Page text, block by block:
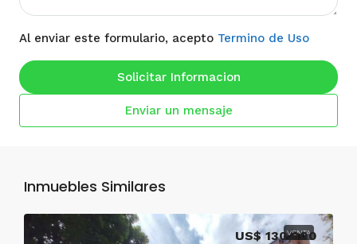
Al enviar este formulario, acepto Termino de Uso
Solicitar Informacion
Enviar un mensaje
Inmuebles Similares
VENTA
US$ 130,000